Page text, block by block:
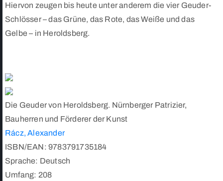
Hiervon zeugen bis heute unter anderem die vier Geuder-
Schlösser – das Grüne, das Rote, das Weiße und das
Gelbe – in Heroldsberg.
Die Geuder von Heroldsberg. Nürnberger Patrizier,
Bauherren und Förderer der Kunst
Rácz, Alexander
ISBN/EAN: 9783791735184
Sprache: Deutsch
Umfang: 208